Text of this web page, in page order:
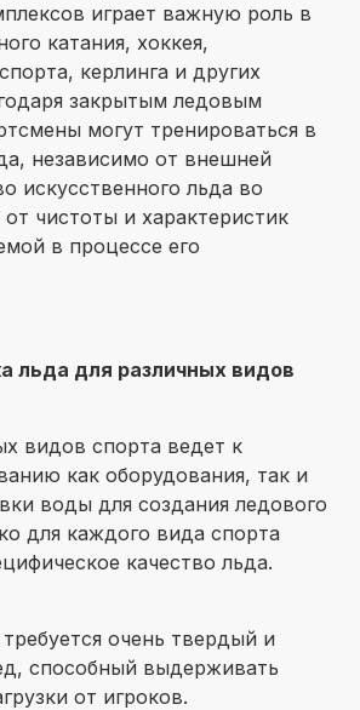
играет важную роль в
катания, хоккея,
керлинга и других
закрытым ледовым
могут тренироваться в
независимо от внешней
искусственного льда во
чистоты и характеристик
в процессе его
льда для различных видов
видов спорта ведет к
как оборудования, так и
воды для создания ледового
для каждого вида спорта
качество льда.
очень твердый и
способный выдерживать
от игроков.